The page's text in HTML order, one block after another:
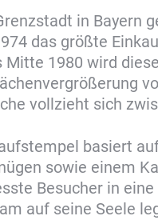
in Bayern
das größte
1980 wird
vollzieht sich
basiert
sowie einem
Besucher in
auf seine Seele